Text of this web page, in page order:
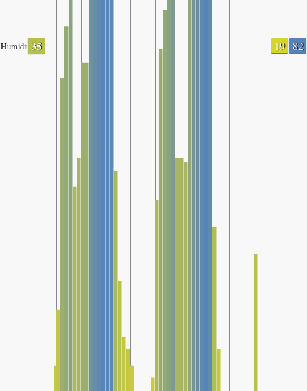
Humidity35 19 82